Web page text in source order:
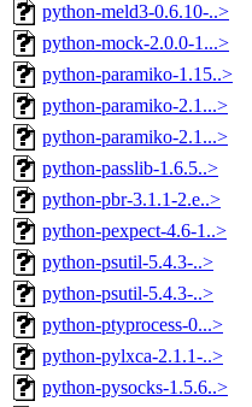
python-meld3-0.6.10-..>
python-mock-2.0.0-1...>
python-paramiko-1.15..>
python-paramiko-2.1...>
python-paramiko-2.1...>
python-passlib-1.6.5..>
python-pbr-3.1.1-2.e..>
python-pexpect-4.6-1..>
python-psutil-5.4.3-..>
python-psutil-5.4.3-..>
python-ptyprocess-0...>
python-pylxca-2.1.1-..>
python-pysocks-1.5.6..>